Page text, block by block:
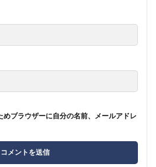
ブラウザーに自分の名前、メールアドレ